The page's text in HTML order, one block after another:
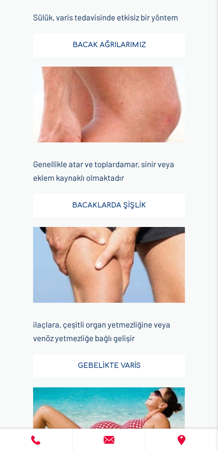
Sülük, varis tedavisinde etkisiz bir yöntem
BACAK AĞRILARIMIZ
Genellikle atar ve toplardamar, sinir veya
eklem kaynaklı olmaktadır
BACAKLARDA ŞİŞLİK
ilaçlara, çeşitli organ yetmezliğine veya
venöz yetmezliğe bağlı gelişir
GEBELİKTE VARİS